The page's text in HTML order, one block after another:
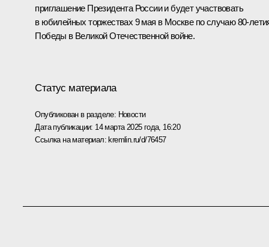
приглашение Президента России и будет участвовать
в юбилейных торжествах 9 мая в Москве по случаю 80-
Победы в Великой Отечественной войне.
Статус материала
Опубликован в разделе: Новости
Дата публикации: 14 марта 2025 года, 16:20
Ссылка на материал: kremlin.ru/d/76457